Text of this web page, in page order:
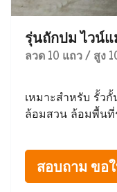
รุ่นถักปม ไวน์
ลวด 10 แถว / สูง
เหมาะสำหรับ รั้ว
ล้อมสวน ล้อมพื้นที่
สอบถาม ขอ